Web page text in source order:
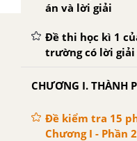
án và lời giải
Đề thi học kì 1
trường có lời giải
Đề kiểm tra 15
Chương I - Phần